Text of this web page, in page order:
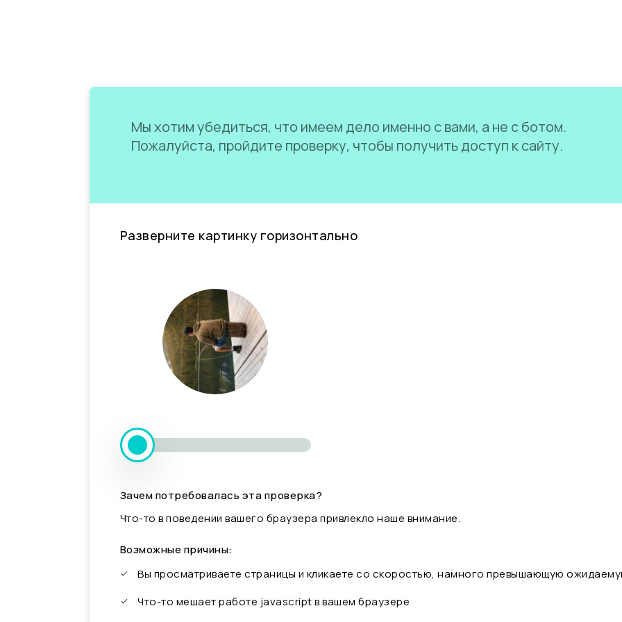
Мы хотим убедиться, что имеем дело именно с вами, а не с ботом.
Пожалуйста, пройдите проверку, чтобы получить доступ к сайту.
Разверните картинку горизонтально
Зачем потребовалась эта проверка?
Что-то в поведении вашего браузера привлекло наше внимание.
Возможные причины:
Вы просматриваете страницы и кликаете со скоростью, намного превышающую
Что-то мешает работе javascript в вашем браузере